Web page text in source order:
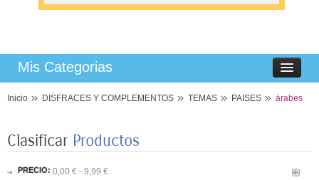
Mis Categorias
Inicio DISFRACES Y COMPLEMENTOS TEMAS PAISES árabes
Clasificar Productos
PRECIO: 0,00 € - 9,99 €